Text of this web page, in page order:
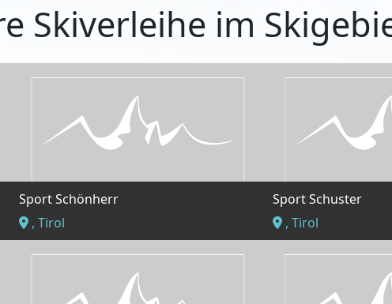
Skiverleihe im
Sport Schönherr
, Tirol
Sport Schuster
, Tirol